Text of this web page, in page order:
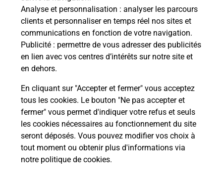
Analyse et personnalisation : analyser les parcours
clients et personnaliser en temps réel nos sites et
communications en fonction de votre navigation.
Publicité : permettre de vous adresser des publicités
en lien avec vos centres d’intérêts sur notre site et
en dehors.
En cliquant sur "Accepter et fermer" vous acceptez
tous les cookies. Le bouton "Ne pas accepter et
fermer" vous permet d'indiquer votre refus et seuls
les cookies nécessaires au fonctionnement du site
seront déposés. Vous pouvez modifier vos choix à
tout moment ou obtenir plus d'informations via
notre politique de cookies.
à votre sécurité au quotidien ?
Puis-je passer mon code de la route
avec La Poste et sous quelles
conditions ?
Localiser Liste Lot MARTEL